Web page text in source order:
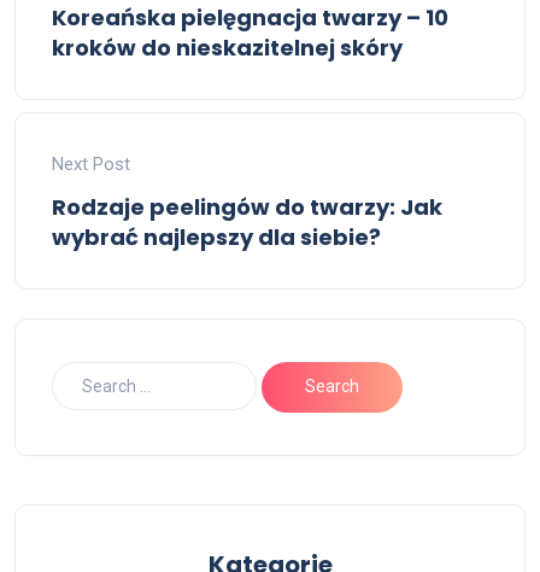
Koreańska pielęgnacja twarzy – 10
kroków do nieskazitelnej skóry
Next Post
Rodzaje peelingów do twarzy: Jak
wybrać najlepszy dla siebie?
Kategorie